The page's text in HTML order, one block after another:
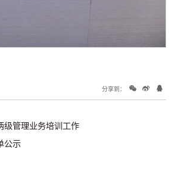
分享到：
级管理业务培训工作
公示